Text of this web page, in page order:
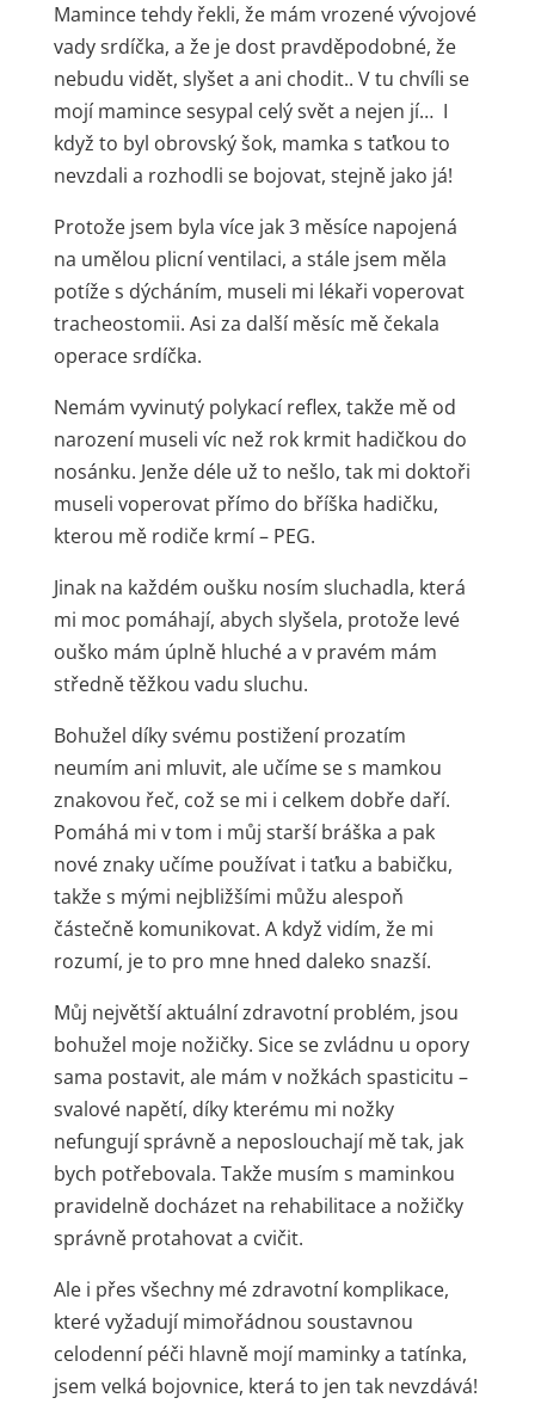
Mamince tehdy řekli, že mám vrozené vývojové
vady srdíčka, a že je dost pravděpodobné, že
nebudu vidět, slyšet a ani chodit.. V tu chvíli se
mojí mamince sesypal celý svět a nejen jí… I
když to byl obrovský šok, mamka s taťkou to
nevzdali a rozhodli se bojovat, stejně jako já!
Protože jsem byla více jak 3 měsíce napojená
na umělou plicní ventilaci, a stále jsem měla
potíže s dýcháním, museli mi lékaři voperovat
tracheostomii. Asi za další měsíc mě čekala
operace srdíčka.
Nemám vyvinutý polykací reflex, takže mě od
narození museli víc než rok krmit hadičkou do
nosánku. Jenže déle už to nešlo, tak mi doktoři
museli voperovat přímo do bříška hadičku,
kterou mě rodiče krmí – PEG.
Jinak na každém oušku nosím sluchadla, která
mi moc pomáhají, abych slyšela, protože levé
ouško mám úplně hluché a v pravém mám
středně těžkou vadu sluchu.
Bohužel díky svému postižení prozatím
neumím ani mluvit, ale učíme se s mamkou
znakovou řeč, což se mi i celkem dobře daří.
Pomáhá mi v tom i můj starší bráška a pak
nové znaky učíme používat i taťku a babičku,
takže s mými nejbližšími můžu alespoň
částečně komunikovat. A když vidím, že mi
rozumí, je to pro mne hned daleko snazší.
Můj největší aktuální zdravotní problém, jsou
bohužel moje nožičky. Sice se zvládnu u opory
sama postavit, ale mám v nožkách spasticitu –
svalové napětí, díky kterému mi nožky
nefungují správně a neposlouchají mě tak, jak
bych potřebovala. Takže musím s maminkou
pravidelně docházet na rehabilitace a nožičky
správně protahovat a cvičit.
Ale i přes všechny mé zdravotní komplikace,
které vyžadují mimořádnou soustavnou
celodenní péči hlavně mojí maminky a tatínka,
jsem velká bojovnice, která to jen tak nevzdává!